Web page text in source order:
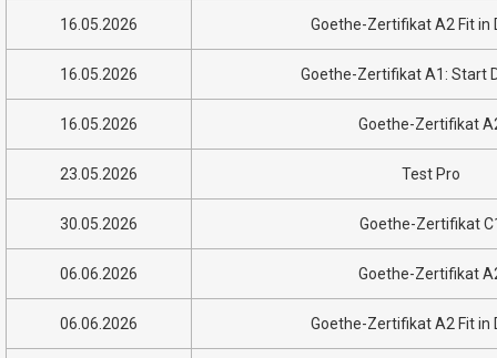
16.05.2026 Goethe-Zertifikat A2 Fit in
16.05.2026 Goethe-Zertifikat A1: Start
16.05.2026 Goethe-Zertifikat
23.05.2026 Test Pro
30.05.2026 Goethe-Zertifikat
06.06.2026 Goethe-Zertifikat
06.06.2026 Goethe-Zertifikat A2 Fit in